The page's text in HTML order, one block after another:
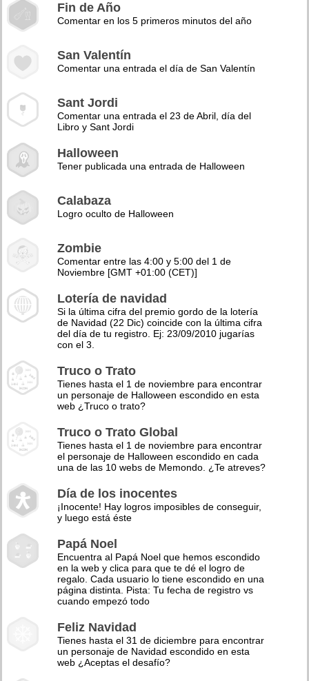
Fin de Año
Comentar en los 5 primeros minutos del año
San Valentín
Comentar una entrada el día de San Valentín
Sant Jordi
Comentar una entrada el 23 de Abril, día del
Libro y Sant Jordi
Halloween
Tener publicada una entrada de Halloween
Calabaza
Logro oculto de Halloween
Zombie
Comentar entre las 4:00 y 5:00 del 1 de
Noviembre [GMT +01:00 (CET)]
Lotería de navidad
Si la última cifra del premio gordo de la lotería
de Navidad (22 Dic) coincide con la última cifra
del día de tu registro. Ej: 23/09/2010 jugarías
con el 3.
Truco o Trato
Tienes hasta el 1 de noviembre para encontrar
un personaje de Halloween escondido en esta
web ¿Truco o trato?
Truco o Trato Global
Tienes hasta el 1 de noviembre para encontrar
el personaje de Halloween escondido en cada
una de las 10 webs de Memondo. ¿Te atreves?
Día de los inocentes
¡Inocente! Hay logros imposibles de conseguir,
y luego está éste
Papá Noel
Encuentra al Papá Noel que hemos escondido
en la web y clica para que te dé el logro de
regalo. Cada usuario lo tiene escondido en una
página distinta. Pista: Tu fecha de registro vs
cuando empezó todo
Feliz Navidad
Tienes hasta el 31 de diciembre para encontrar
un personaje de Navidad escondido en esta
web ¿Aceptas el desafío?